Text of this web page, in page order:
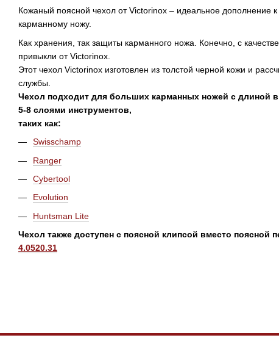
Кожаный поясной чехол от Victorinox – идеальное дополнение
карманному ножу.
Как хранения, так защиты карманного ножа. Конечно, с
привыкли от Victorinox.
Этот чехол Victorinox изготовлен из толстой черной кожи и
службы.
Чехол подходит для больших карманных ножей с длиной
5-8 слоями инструментов,
таких как:
Swisschamp
Ranger
Cybertool
Evolution
Huntsman Lite
Чехол также доступен с поясной клипсой вместо поясной
4.0520.31